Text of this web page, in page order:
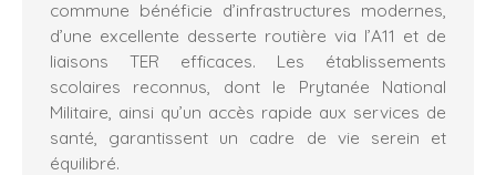
commune bénéficie d’infrastructures modernes,
d’une excellente desserte routière via l’A11 et de
liaisons TER efficaces. Les établissements
scolaires reconnus, dont le Prytanée National
Militaire, ainsi qu’un accès rapide aux services de
santé, garantissent un cadre de vie serein et
équilibré.